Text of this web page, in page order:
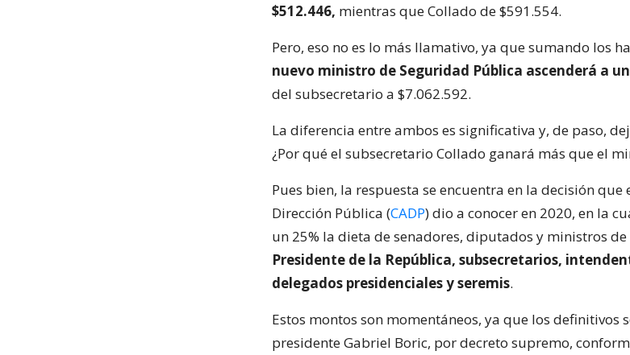
$512.446, mientras que Collado de $591.554.
Pero, eso no es lo más llamativo, ya que sumando los
nuevo ministro de Seguridad Pública ascenderá a
del subsecretario a $7.062.592.
La diferencia entre ambos es significativa y, de paso,
¿Por qué el subsecretario Collado ganará más que el
Pues bien, la respuesta se encuentra en la decisión que
Dirección Pública (CADP) dio a conocer en 2020, en la
un 25% la dieta de senadores, diputados y ministros de
Presidente de la República, subsecretarios,
delegados presidenciales y seremis.
Estos montos son momentáneos, ya que los definitivos
presidente Gabriel Boric, por decreto supremo,